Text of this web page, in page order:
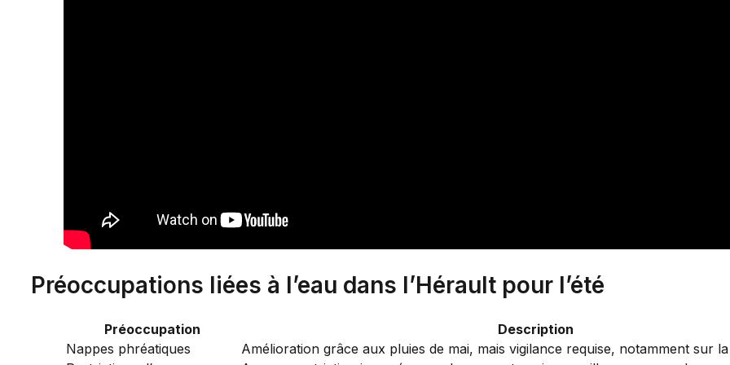
Préoccupations liées à l’eau dans l’Hérault pour l’été
Préoccupation
Description
Nappes phréatiques
Amélioration grâce aux pluies de mai, mais vigilance requise, notamment sur